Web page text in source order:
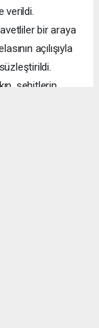
verildi.
bir araya
açılışıyla
şehitlerin